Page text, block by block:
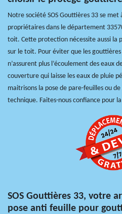
Notre société SOS Gouttières 33 se met
propriétaires dans le département
toit. Cette protection nécessite aussi la
sur le toit. Pour éviter que les gouttières
n’assurent plus l’écoulement des eaux
couverture qui laisse les eaux de pluie
maitrisons la pose de pare-feuilles ou
technique. Faites-nous confiance pour
SOS Gouttières 33, votre
pose anti feuille pour